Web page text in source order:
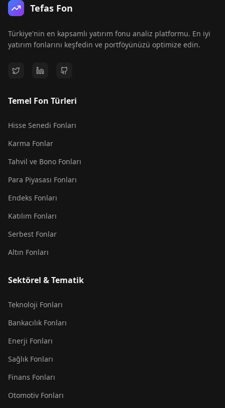
Tefas Fon
Türkiye'nin en kapsamlı yatırım fonu analiz platformu. En iyi
yatırım fonlarını keşfedin ve portföyünüzü optimize edin.
Temel Fon Türleri
Hisse Senedi Fonları
Karma Fonlar
Tahvil ve Bono Fonları
Para Piyasası Fonları
Endeks Fonları
Katılım Fonları
Serbest Fonlar
Altın Fonları
Sektörel & Tematik
Teknoloji Fonları
Bankacılık Fonları
Enerji Fonları
Sağlık Fonları
Finans Fonları
Otomotiv Fonları